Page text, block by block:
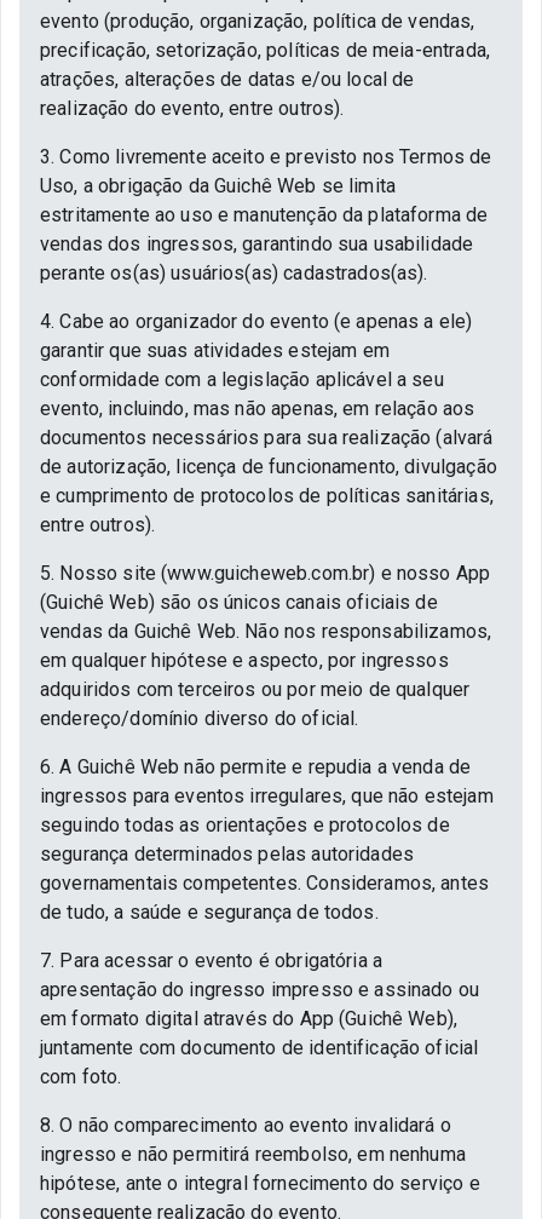
evento (produção, organização, política de vendas,
precificação, setorização, políticas de meia-entrada,
atrações, alterações de datas e/ou local de
realização do evento, entre outros).
3. Como livremente aceito e previsto nos Termos de
Uso, a obrigação da Guichê Web se limita
estritamente ao uso e manutenção da plataforma de
vendas dos ingressos, garantindo sua usabilidade
perante os(as) usuários(as) cadastrados(as).
4. Cabe ao organizador do evento (e apenas a ele)
garantir que suas atividades estejam em
conformidade com a legislação aplicável a seu
evento, incluindo, mas não apenas, em relação aos
documentos necessários para sua realização (alvará
de autorização, licença de funcionamento, divulgação
e cumprimento de protocolos de políticas sanitárias,
entre outros).
5. Nosso site (www.guicheweb.com.br) e nosso App
(Guichê Web) são os únicos canais oficiais de
vendas da Guichê Web. Não nos responsabilizamos,
em qualquer hipótese e aspecto, por ingressos
adquiridos com terceiros ou por meio de qualquer
endereço/domínio diverso do oficial.
6. A Guichê Web não permite e repudia a venda de
ingressos para eventos irregulares, que não estejam
seguindo todas as orientações e protocolos de
segurança determinados pelas autoridades
governamentais competentes. Consideramos, antes
de tudo, a saúde e segurança de todos.
7. Para acessar o evento é obrigatória a
apresentação do ingresso impresso e assinado ou
em formato digital através do App (Guichê Web),
juntamente com documento de identificação oficial
com foto.
8. O não comparecimento ao evento invalidará o
ingresso e não permitirá reembolso, em nenhuma
hipótese, ante o integral fornecimento do serviço e
consequente realização do evento.